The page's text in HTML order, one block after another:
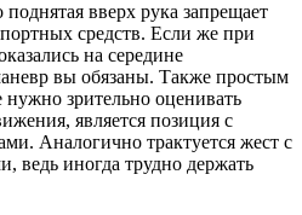
вверх рука запрещает
средств. Если же при
на середине
вы обязаны. Также простым
зрительно оценивать
является позиция с
Аналогично трактуется жест с
иногда трудно держать